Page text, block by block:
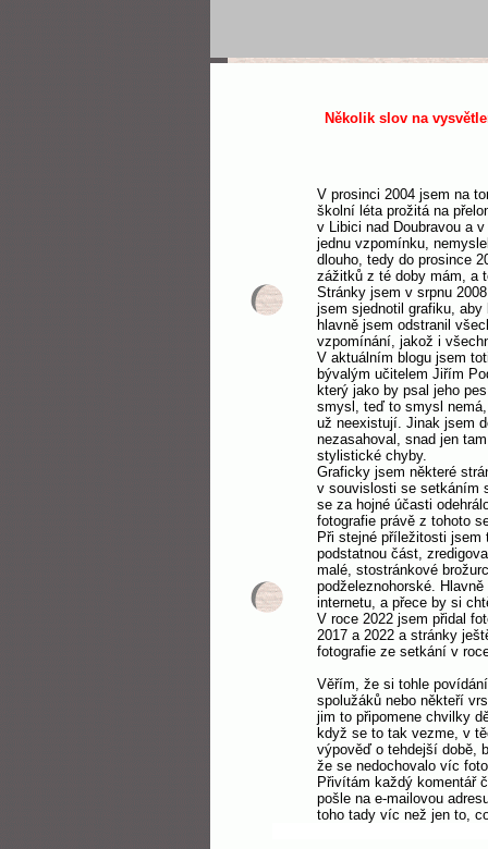
Několik slov na
V prosinci 2004 jsem na
školní léta prožitá na
v Libici nad Doubravou a
jednu vzpomínku,
dlouho, tedy do prosince
zážitků z té doby mám, a
Stránky jsem v srpnu
jsem sjednotil grafiku,
hlavně jsem odstranil
vzpomínání, jakož i
V aktuálním blogu jsem
bývalým učitelem Jiřím
který jako by psal jeho
smysl, teď to smysl
už neexistují. Jinak jsem
nezasahoval, snad jen
stylistické chyby.
Graficky jsem některé
v souvislosti se setkáním
se za hojné účasti
fotografie právě z tohoto
Při stejné příležitosti
podstatnou část,
malé, stostránkové
podželeznohorské.
internetu, a přece by si
V roce 2022 jsem přidal
2017 a 2022 a stránky
fotografie ze setkání v
Věřím, že si tohle
spolužáků nebo někteří
jim to připomene chvilky
když se to tak vezme, v
výpověď o tehdejší době,
že se nedochovalo víc
Přivítám každý komentář
pošle na e-mailovou
toho tady víc než jen to,